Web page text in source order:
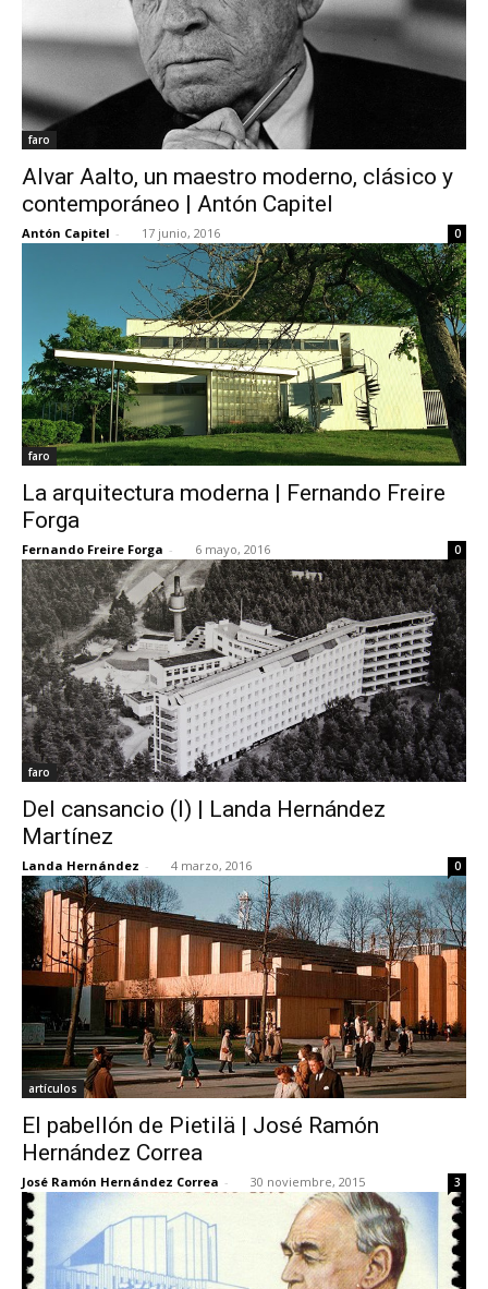
faro
Alvar Aalto, un maestro moderno, clásico y
contemporáneo | Antón Capitel
Antón Capitel - 17 junio, 2016 0
faro
La arquitectura moderna | Fernando Freire
Forga
Fernando Freire Forga - 6 mayo, 2016 0
faro
Del cansancio (I) | Landa Hernández
Martínez
Landa Hernández - 4 marzo, 2016 0
artículos
El pabellón de Pietilä | José Ramón
Hernández Correa
José Ramón Hernández Correa - 30 noviembre, 2015 3